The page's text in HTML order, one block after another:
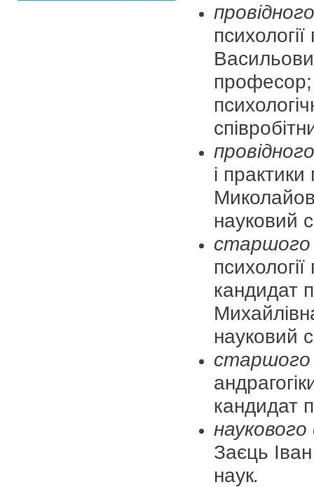
професор;
і практики
науковий
старшого
кандидат
науковий
старшого
кандидат
Заєць
наук.